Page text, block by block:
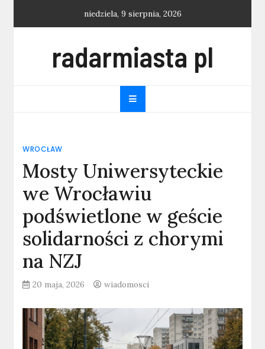
niedziela, 9 sierpnia, 2026
radarmiasta pl
WROCŁAW
Mosty Uniwersyteckie
we Wrocławiu
podświetlone w geście
solidarności z chorymi
na NZJ
20 maja, 2026 wiadomosci